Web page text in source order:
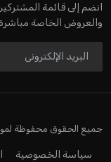
انضم إلى قائمة
والعروض الخاصة
جميع الحقوق محفوظة
سياسة الخصوصية